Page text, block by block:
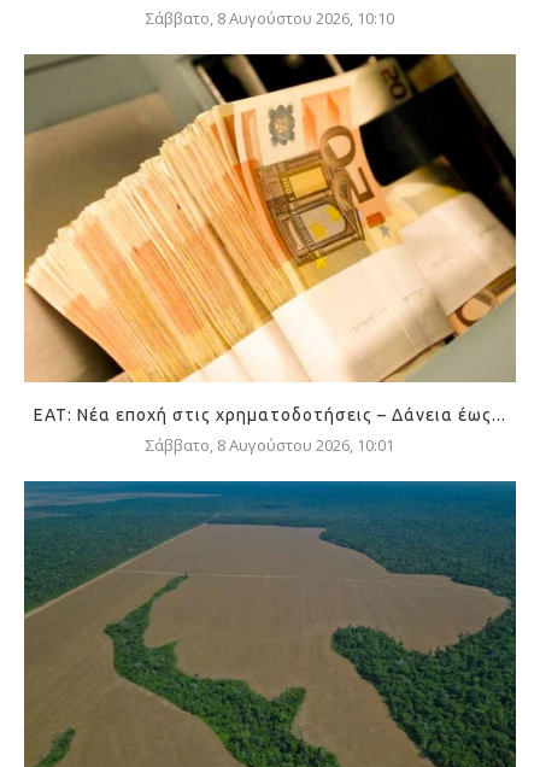
Σάββατο, 8 Αυγούστου 2026, 10:10
ΕΑΤ: Νέα εποχή στις χρηματοδοτήσεις – Δάνεια έως...
Σάββατο, 8 Αυγούστου 2026, 10:01